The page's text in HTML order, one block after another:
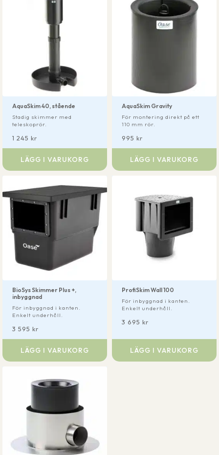
AquaSkim 40, stående
1 245 kr
Stadig skimmer med
teleskoprör.
LÄGG I VARUKORG
AquaSkim Gravity
995 kr
För montering direkt på ett
110 mm rör.
LÄGG I VARUKORG
BioSys Skimmer Plus +,
inbyggnad
3 595 kr
För inbyggnad i kanten.
Enkelt underhåll.
LÄGG I VARUKORG
ProfiSkim Wall 100
3 695 kr
För inbyggnad i kanten.
Enkelt underhåll.
LÄGG I VARUKORG